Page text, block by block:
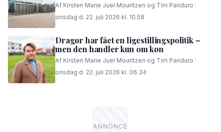
Af Kirsten Marie Juel Mouritzen og Tim Panduro ·
onsdag d. 22. juli 2026 kl. 10.58
Dragør har fået en ligestillingspolitik –
men den handler kun om køn
Af Kirsten Marie Juel Mouritzen og Tim Panduro ·
onsdag d. 22. juli 2026 kl. 06.34